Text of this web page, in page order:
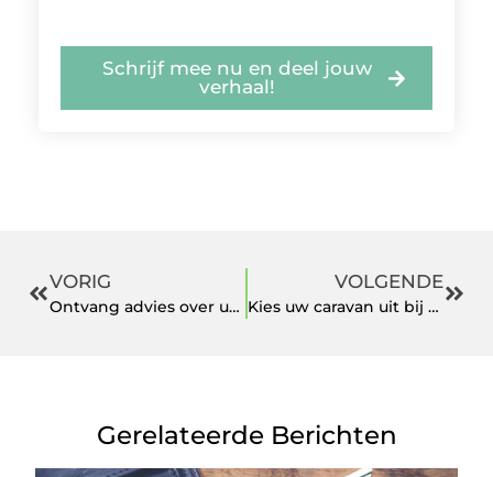
Schrijf mee nu en deel jouw
verhaal!
VORIG
Ontvang advies over uw hypotheek in Arnhem
VOLGENDE
Kies uw caravan uit bij een van de grootste dealers in Brabant
Gerelateerde Berichten